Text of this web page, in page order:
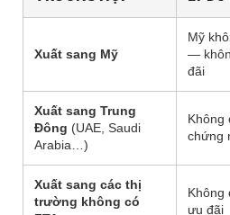
Xuất sang Mỹ
Mỹ
—
đãi
Xuất sang Trung
Đông (UAE, Saudi
Arabia…)
Không
chứng
Xuất sang các thị
trường không có
Không
ưu đãi